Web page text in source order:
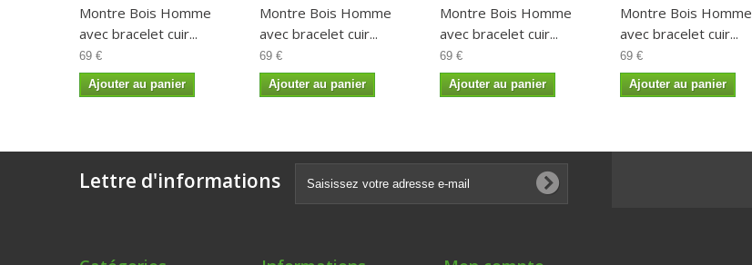
Montre Bois Homme
avec bracelet cuir...
69 €
Ajouter au panier
Montre Bois Homme
avec bracelet cuir...
69 €
Ajouter au panier
Montre Bois Homme
avec bracelet cuir...
69 €
Ajouter au panier
Montre Bois Homme
avec bracelet cuir...
69 €
Ajouter au panier
Lettre d'informations